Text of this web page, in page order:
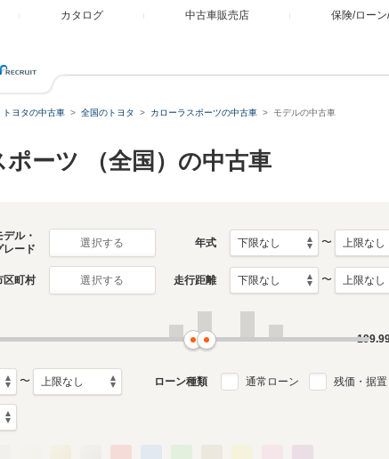
カタログ 中古車販売店 保険/ロー
トヨタの中古車 全国のトヨタ カローラスポーツの中古車 モデルの中古車
ポーツ （全国）の中古車
デル・
レード
選択する 年式 〜
区町村 選択する 走行距離 〜
〜 ローン種類 通常ローン 残価・据